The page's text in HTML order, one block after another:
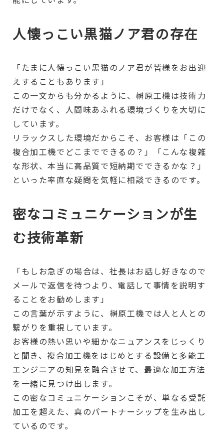
人懐っこい黒猫ノア君の存在
「たまに人懐っこい黒猫のノア君が皆様をお出迎
えすることもあります」
この一文からも分かるように、榊原工機は技術力
だけでなく、人間味あふれる環境づくりを大切に
しています。
リラックスした環境だからこそ、お客様は「この
複合加工機でどこまでできるの？」「こんな複雑
な形状、本当に高品質で短納期でできるかな？」
といった率直な疑問を気軽に相談できるのです。
密なコミュニケーションが生
む技術革新
「もしお急ぎの場合は、社長はお話し好きなので
メールで返信を待つより、電話して事情を説明す
ることをお勧めします」
この言葉が示すように、榊原工機では人と人との
繋がりを重視しています。
お客様の熱い思いや細かなニュアンスをじっくり
と聞き、複合加工機をはじめとする設備と多能工
エンジニアの知見を融合させて、最適な加工方法
を一緒に見つけ出します。
この密なコミュニケーションこそが、単なる受託
加工を超えた、真のパートナーシップを生み出し
ているのです。